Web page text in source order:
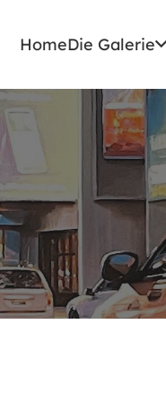
HomeDie Galerie